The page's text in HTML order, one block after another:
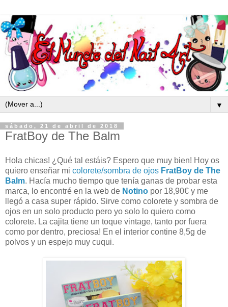
▼
sábado, 21 de abril de 2018
FratBoy de The Balm
Hola chicas! ¿Qué tal estáis? Espero que muy bien! Hoy os
quiero enseñar mi colorete/sombra de ojos FratBoy de The
Balm. Hacía mucho tiempo que tenía ganas de probar esta
marca, lo encontré en la web de Notino por 18,90€ y me
llegó a casa super rápido. Sirve como colorete y sombra de
ojos en un solo producto pero yo solo lo quiero como
colorete. La cajita tiene un toque vintage, tanto por fuera
como por dentro, preciosa! En el interior contine 8,5g de
polvos y un espejo muy cuqui.